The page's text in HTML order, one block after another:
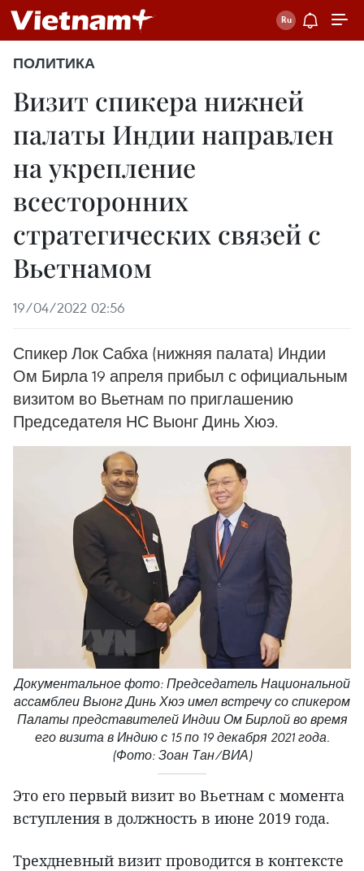
ПОЛИТИКА
Визит спикера нижней
палаты Индии направлен
на укрепление
всесторонних
стратегических связей с
Вьетнамом
19/04/2022 02:56
Спикер Лок Сабха (нижняя палата) Индии
Ом Бирла 19 апреля прибыл с официальным
визитом во Вьетнам по приглашению
Председателя НС Выонг Динь Хюэ.
Документальное фото: Председатель Национальной
ассамблеи Выонг Динь Хюэ имел встречу со спикером
Палаты представителей Индии Ом Бирлой во время
его визита в Индию с 15 по 19 декабря 2021 года.
(Фото: Зоан Тан/ВИА)
Это его первый визит во Вьетнам с момента
вступления в должность в июне 2019 года.
Трехдневный визит проводится в контексте